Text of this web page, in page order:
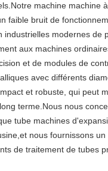
machine machine
faible bruit de
industrielles modernes de
aux machines
et de modules de
avec différents
et robuste, qui peut
terme.Nous nous
tube machines
nous fournissons
de traitement de tubes